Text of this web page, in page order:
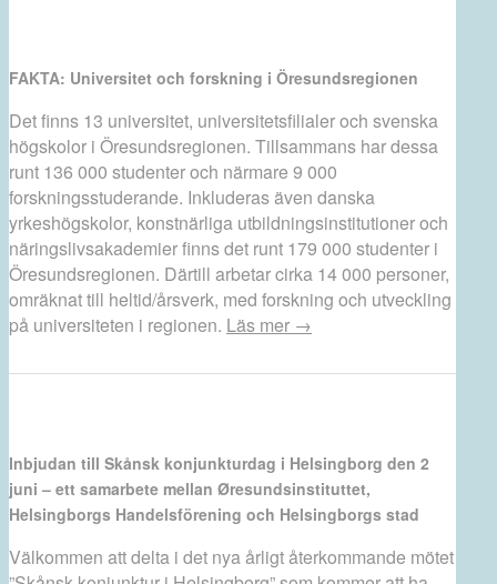
FAKTA: Universitet och forskning i Öresundsregionen
Det finns 13 universitet, universitetsfilialer och svenska
högskolor i Öresundsregionen. Tillsammans har dessa
runt 136 000 studenter och närmare 9 000
forskningsstuderande. Inkluderas även danska
yrkeshögskolor, konstnärliga utbildningsinstitutioner och
näringslivsakademier finns det runt 179 000 studenter i
Öresundsregionen. Därtill arbetar cirka 14 000 personer,
omräknat till heltid/årsverk, med forskning och utveckling
på universiteten i regionen. Läs mer →
Inbjudan till Skånsk konjunkturdag i Helsingborg den 2
juni – ett samarbete mellan Øresundsinstituttet,
Helsingborgs Handelsförening och Helsingborgs stad
Välkommen att delta i det nya årligt återkommande mötet